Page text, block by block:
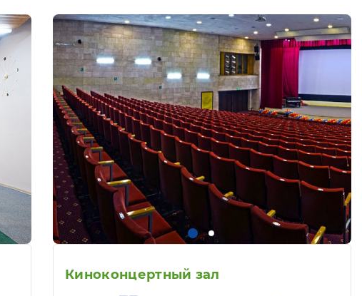
Киноконцертный зал